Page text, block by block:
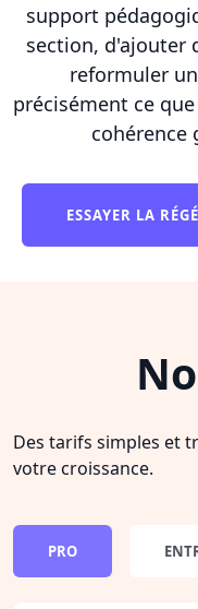
support
section, d'ajouter
reformuler
précisément ce
cohérence
ESSAYER LA
Des tarifs simples et
votre croissance.
PRO